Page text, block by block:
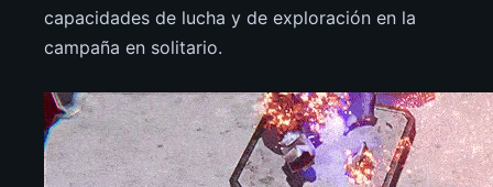
capacidades de lucha y de exploración en la
campaña en solitario.